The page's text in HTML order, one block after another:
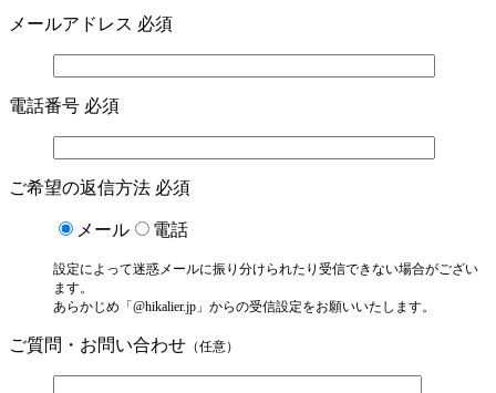
メールアドレス 必須
電話番号 必須
ご希望の返信方法 必須
メール 電話
設定によって迷惑メールに振り分けられたり受信できない場合がござい
ます。
あらかじめ「@hikalier.jp」からの受信設定をお願いいたします。
ご質問・お問い合わせ （任意）